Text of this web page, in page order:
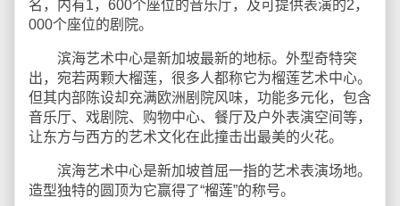
名，内有1，600个座位的音乐厅，及可提供表演的2，
000个座位的剧院。
滨海艺术中心是新加坡最新的地标。外型奇特突
出，宛若两颗大榴莲，很多人都称它为榴莲艺术中心。
但其内部陈设却充满欧洲剧院风味，功能多元化，包含
音乐厅、戏剧院、购物中心、餐厅及户外表演空间等，
让东方与西方的艺术文化在此撞击出最美的火花。
滨海艺术中心是新加坡首屈一指的艺术表演场地。
造型独特的圆顶为它赢得了“榴莲”的称号。